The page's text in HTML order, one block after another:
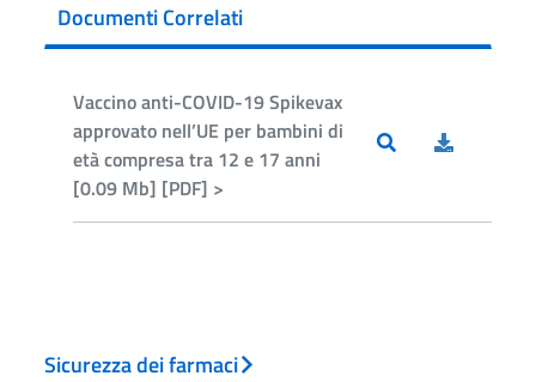
Documenti Correlati
Vaccino anti-COVID-19 Spikevax
approvato nell’UE per bambini di
età compresa tra 12 e 17 anni
[0.09 Mb] [PDF] >
Sicurezza dei farmaci